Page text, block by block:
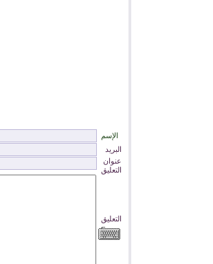
الإسم
البريد
عنوان
التعليق
التعليق